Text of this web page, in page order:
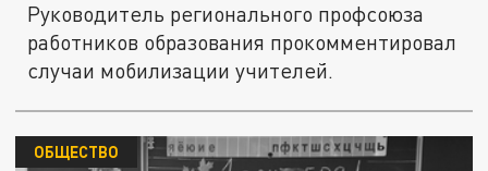
Руководитель регионального профсоюза
работников образования прокомментировал
случаи мобилизации учителей.
ОБЩЕСТВО